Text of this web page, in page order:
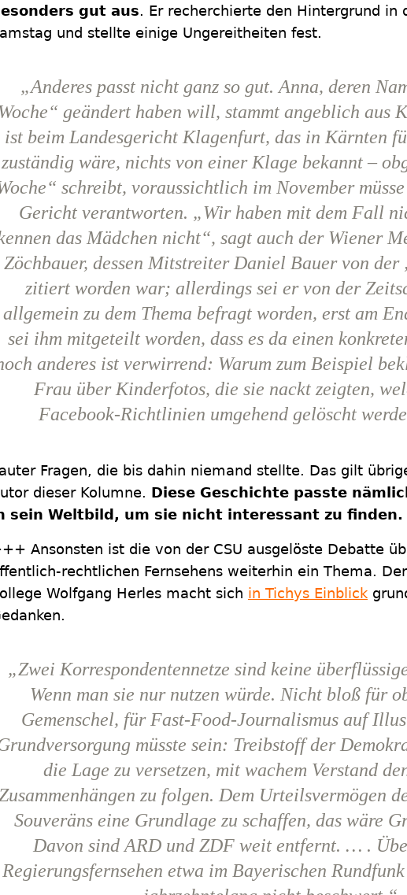
gut aus. Er recherchierte den Hintergrund in
und stellte einige Ungereitheiten fest.
„Anderes passt nicht ganz so gut. Anna, deren
geändert haben will, stammt angeblich aus
ist beim Landesgericht Klagenfurt, das in Kärnten
zuständig wäre, nichts von einer Klage bekannt –
schreibt, voraussichtlich im November
Gericht verantworten. „Wir haben mit dem Fall
das Mädchen nicht“, sagt auch der Wiener
Zöchbauer, dessen Mitstreiter Daniel Bauer von der
zitiert worden war; allerdings sei er von der
allgemein zu dem Thema befragt worden, erst am
sei ihm mitgeteilt worden, dass es da einen
anderes ist verwirrend: Warum zum Beispiel
Frau über Kinderfotos, die sie nackt zeigten,
Facebook-Richtlinien umgehend gelöscht
Fragen, die bis dahin niemand stellte. Das gilt
dieser Kolumne. Diese Geschichte passte
sein Weltbild, um sie nicht interessant zu finden.
Ansonsten ist die von der CSU ausgelöste Debatte
rechtlichen Fernsehens weiterhin ein Thema.
Wolfgang Herles macht sich in Tichys Einblick
„Zwei Korrespondentennetze sind keine
Wenn man sie nur nutzen würde. Nicht bloß für
Gemenschel, für Fast-Food-Journalismus auf
müsste sein: Treibstoff der
die Lage zu versetzen, mit wachem Verstand
zu folgen. Dem Urteilsvermögen
Souveräns eine Grundlage zu schaffen, das wäre
Davon sindARDund ZDFweit entfernt. … .
Regierungsfernsehen etwa im Bayerischen Rundfunk